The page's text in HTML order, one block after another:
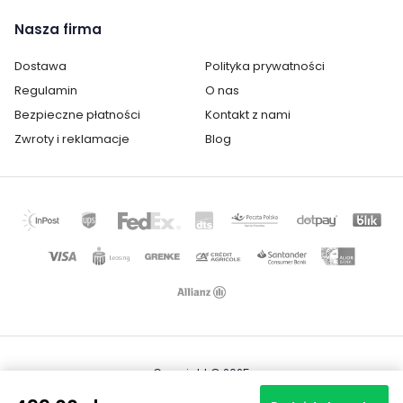
Nasza firma
Dostawa
Polityka prywatności
Regulamin
O nas
Bezpieczne płatności
Kontakt z nami
Zwroty i reklamacje
Blog
Copyright © 2025